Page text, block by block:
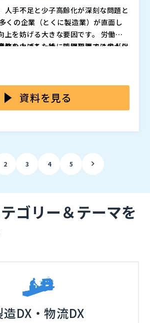
人手不足と少子高齢化が深刻な問題と
くの企業（とくに製造業）が直面し
上を妨げる大きな要因です。 労働環
性を上げるため、工場現場では省人化
す。
務の中でも、特に時間を要するのが以
管理に関する作業 ・データ移行作業
手に依存されている作業をどのよう
して、生産性を上げられるかが大きな
て解説します。 従来のルーチン業務
業員の負担を軽減することで、時間・
動向や実際の活用事例についても、
ソース活用研究所（） マジセミ株式
能性があります。
資料を見る
2 3 4 5
ゴリー＆テーマを
造DX・物流DX